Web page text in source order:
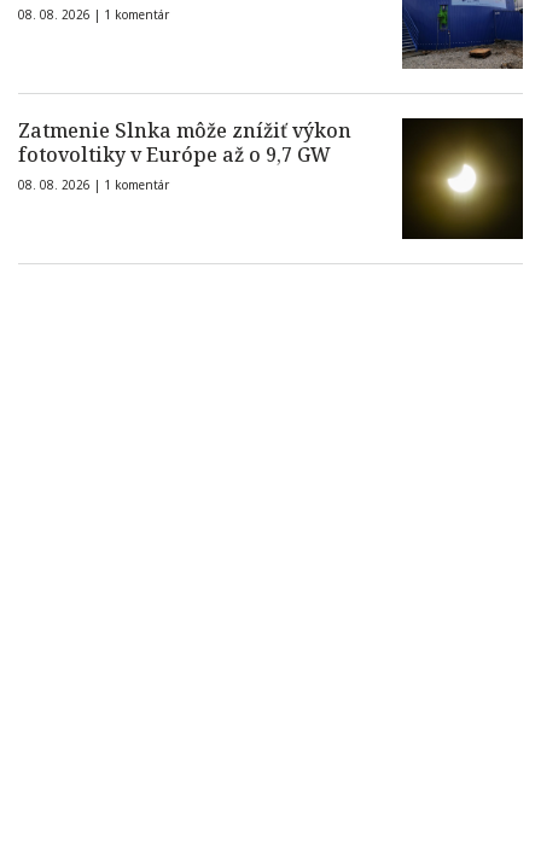
08. 08. 2026 | 1 komentár
Zatmenie Slnka môže znížiť výkon
fotovoltiky v Európe až o 9,7 GW
08. 08. 2026 | 1 komentár